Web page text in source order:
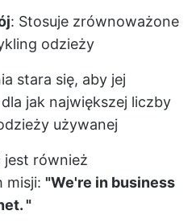
: Stosuje zrównoważone
odzieży
stara się, aby jej
jak największej liczby
używanej
jest również
misji: "We're in business
"